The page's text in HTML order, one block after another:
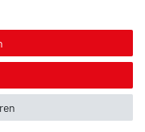
& Altöl